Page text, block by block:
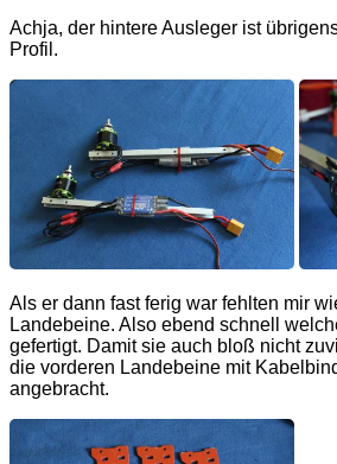
Achja, der hintere Ausleger ist
Profil.
Als er dann fast ferig war fehlten mir
Landebeine. Also ebend schnell
gefertigt. Damit sie auch bloß nicht
die vorderen Landebeine mit
angebracht.